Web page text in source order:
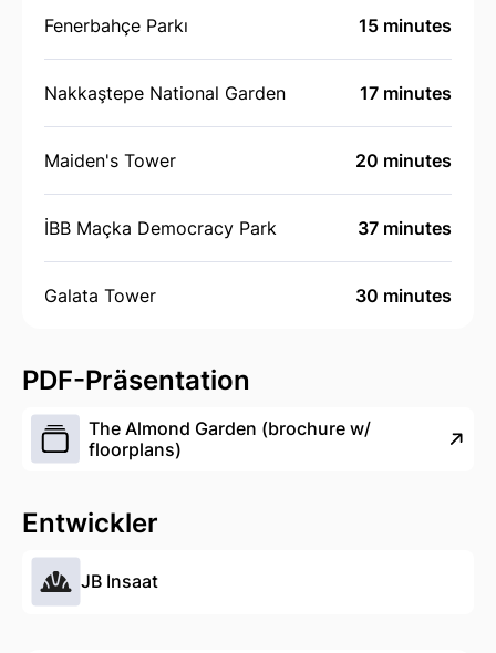
Fenerbahçe Parkı 15 minutes
Nakkaştepe National Garden 17 minutes
Maiden's Tower 20 minutes
İBB Maçka Democracy Park 37 minutes
Galata Tower 30 minutes
PDF-Präsentation
The Almond Garden (brochure w/
floorplans)
Entwickler
JB Insaat